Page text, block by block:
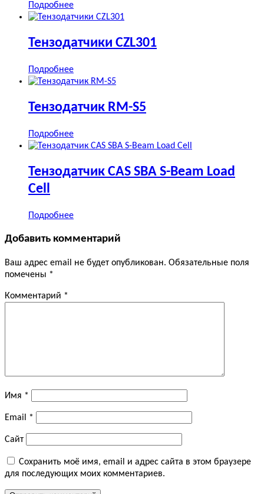
Подробнее
Тензодатчики CZL301
Подробнее
Тензодатчик RM-S5
Подробнее
Тензодатчик CAS SBA S-Beam Load
Cell
Подробнее
Добавить комментарий
Ваш адрес email не будет опубликован. Обязательные поля
помечены *
Комментарий *
Имя *
Email *
Сайт
Сохранить моё имя, email и адрес сайта в этом браузере
для последующих моих комментариев.